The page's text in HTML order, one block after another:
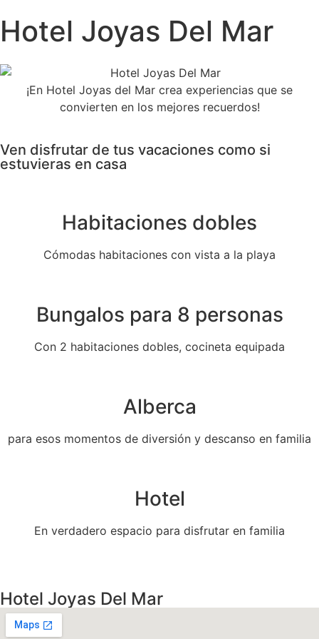
Hotel Joyas Del Mar
¡En Hotel Joyas del Mar crea experiencias que se
convierten en los mejores recuerdos!
Ven disfrutar de tus vacaciones como si
estuvieras en casa
Habitaciones dobles
Cómodas habitaciones con vista a la playa
Bungalos para 8 personas
Con 2 habitaciones dobles, cocineta equipada
Alberca
para esos momentos de diversión y descanso en familia
Hotel
En verdadero espacio para disfrutar en familia
Hotel Joyas Del Mar